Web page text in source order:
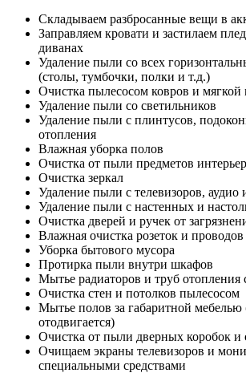
Складываем разбросанные вещи в
Заправляем кровати и застилаем
диванах
Удаление пыли со всех
(столы, тумбочки, полки и т.д.)
Очистка пылесосом ковров и мягкой
Удаление пыли со светильников
Удаление пыли с плинтусов,
отопления
Влажная уборка полов
Очистка от пыли предметов
Очистка зеркал
Удаление пыли с телевизоров, аудио
Удаление пыли с настенных и
Очистка дверей и ручек от
Влажная очистка розеток и проводов
Уборка бытового мусора
Протирка пыли внутри шкафов
Мытье радиаторов и труб отопления
Очистка стен и потолков пылесосом
Мытье полов за габаритной мебелью
отодвигается)
Очистка от пыли дверных коробок и
Очищаем экраны телевизоров и
специальными средствами